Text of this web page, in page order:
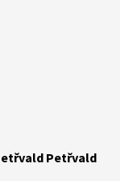
Petřvald